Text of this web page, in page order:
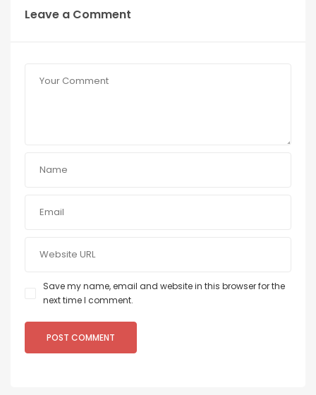
Leave a Comment
Save my name, email and website in this browser for the
next time I comment.